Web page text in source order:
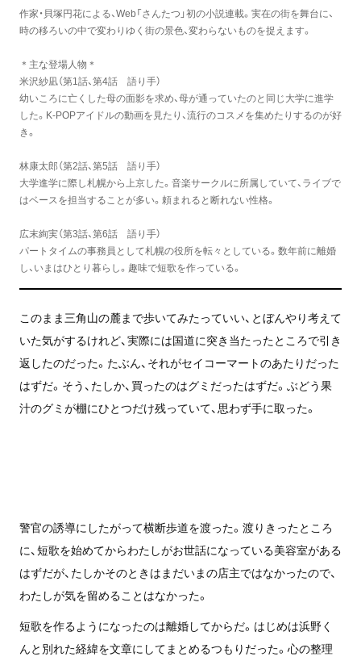
作家・貝塚円花による、Web「さんたつ」初の小説連載。実在の街を舞台に、
時の移ろいの中で変わりゆく街の景色、変わらないものを捉えます。
＊主な登場人物＊
米沢紗凪（第1話、第4話 語り手）
幼いころに亡くした母の面影を求め、母が通っていたのと同じ大学に進学
した。K-POPアイドルの動画を見たり、流行のコスメを集めたりするのが好
き。
林康太郎（第2話、第5話 語り手）
大学進学に際し札幌から上京した。音楽サークルに所属していて、ライブで
はベースを担当することが多い。頼まれると断れない性格。
広末絢実（第3話、第6話 語り手）
パートタイムの事務員として札幌の役所を転々としている。数年前に離婚
し、いまはひとり暮らし。趣味で短歌を作っている。
このまま三角山の麓まで歩いてみたっていい、とぼんやり考えて
いた気がするけれど、実際には国道に突き当たったところで引き
返したのだった。たぶん、それがセイコーマートのあたりだった
はずだ。そう、たしか、買ったのはグミだったはずだ。ぶどう果
汁のグミが棚にひとつだけ残っていて、思わず手に取った。
警官の誘導にしたがって横断歩道を渡った。渡りきったところ
に、短歌を始めてからわたしがお世話になっている美容室がある
はずだが、たしかそのときはまだいまの店主ではなかったので、
わたしが気を留めることはなかった。
短歌を作るようになったのは離婚してからだ。はじめは浜野く
んと別れた経緯を文章にしてまとめるつもりだった。心の整理